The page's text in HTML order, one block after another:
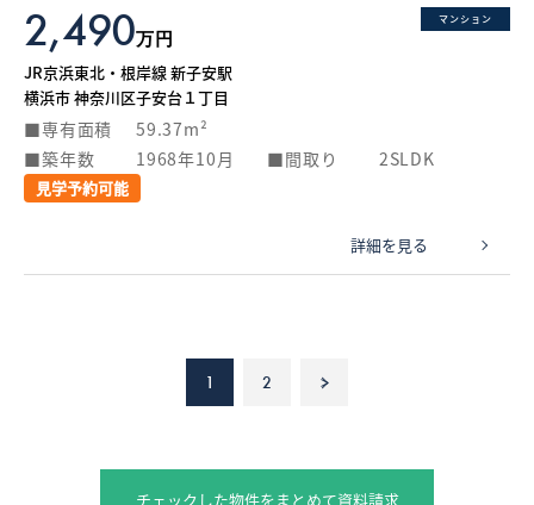
マンション
2,490万円
JR京浜東北・根岸線 新子安駅
横浜市 神奈川区子安台１丁目
専有面積
59.37m²
築年数
1968年10月 間取り 2SLDK
見学予約可能
詳細を見る
1 2 >
チェックした物件をまとめて資料請求